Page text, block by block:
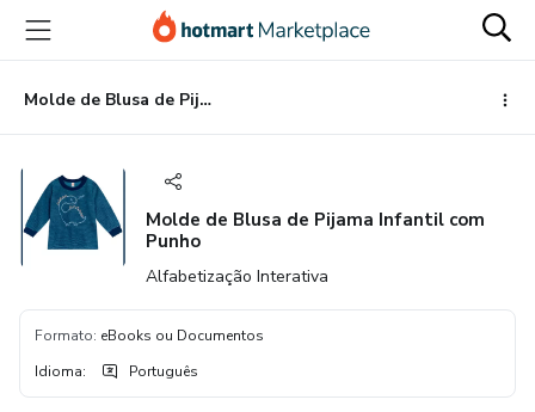
para
conteúdo
principal
para
pagamento
para
rodapé
Molde de Blusa de Pijama Infantil com Punho
Molde de Blusa de Pijama Infantil com
Punho
Alfabetização Interativa
Formato: eBooks ou Documentos
Idioma: Português